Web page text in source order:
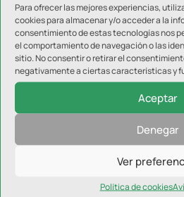
Para ofrecer las mejores experiencias,
cookies para almacenar y/o acceder a la
consentimiento de estas tecnologías nos
el comportamiento de navegación o las
sitio. No consentir o retirar el
negativamente a ciertas características y
Aceptar
Denegar
Ver
Política de cookies
Enviar comentario
Tu dirección de correo electrónico no
campos obligatorios están marcados